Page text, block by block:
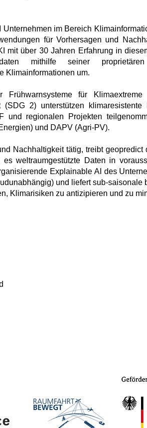
im Bereich
für Vorhersagen und
mit über 30 Jahren Erfahrung in
mithilfe seiner
Klimainformationen um.
für
(SDG 2) unterstützen
regionalen Projekten
und DAPV (Agri-PV).
Nachhaltigkeit tätig, treibt
weltraumgestützte Daten in
Explainable AI des
und liefert sub-
Klimarisiken zu antizipieren und zu